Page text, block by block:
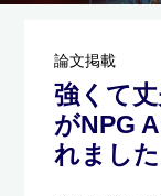
論文掲載
強くて
がNPG
れました